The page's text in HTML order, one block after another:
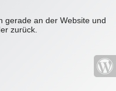
gerade an der Website und
zurück.